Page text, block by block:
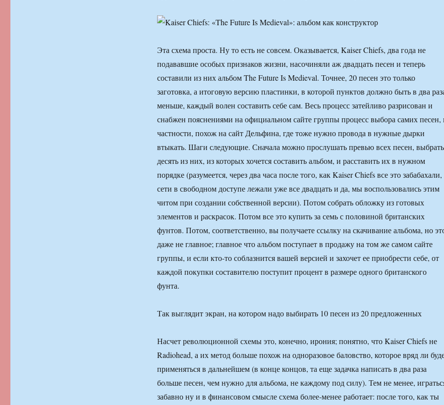
Эта схема проста. Ну то есть не совсем. Оказывается, Kaiser Chiefs, два года не
подававшие особых признаков жизни, насочиняли аж двадцать песен и теперь
составили из них альбом The Future Is Medieval. Точнее, 20 песен это только
заготовка, а итоговую версию пластинки, в которой пунктов должно быть в два
меньше, каждый волен составить себе сам. Весь процесс затейливо разрисован и
снабжен пояснениями на официальном сайте группы процесс выбора самих песен,
частности, похож на сайт Дельфина, где тоже нужно провода в нужные дырки
втыкать. Шаги следующие. Сначала можно прослушать превью всех песен, выбрать
десять из них, из которых хочется составить альбом, и расставить их в нужном
порядке (разумеется, через два часа после того, как Kaiser Chiefs все это забабахали,
сети в свободном доступе лежали уже все двадцать и да, мы воспользовались этим
читом при создании собственной версии). Потом собрать обложку из готовых
элементов и раскрасок. Потом все это купить за семь с половиной британских
фунтов. Потом, соответственно, вы получаете ссылку на скачивание альбома, но
даже не главное; главное что альбом поступает в продажу на том же самом сайте
группы, и если кто-то соблазнится вашей версией и захочет ее приобрести себе, от
каждой покупки составителю поступит процент в размере одного британского
фунта.
Так выглядит экран, на котором надо выбирать 10 песен из 20 предложенных
Насчет революционной схемы это, конечно, ирония; понятно, что Kaiser Chiefs не
Radiohead, а их метод больше похож на одноразовое баловство, которое вряд ли
применяться в дальнейшем (в конце концов, та еще задачка написать в два раза
больше песен, чем нужно для альбома, не каждому под силу). Тем не менее,
забавно ну и в финансовом смысле схема более-менее работает: после того, как ты